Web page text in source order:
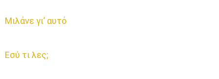
Μιλάνε γι’ αυτό
Εσύ τι λες;